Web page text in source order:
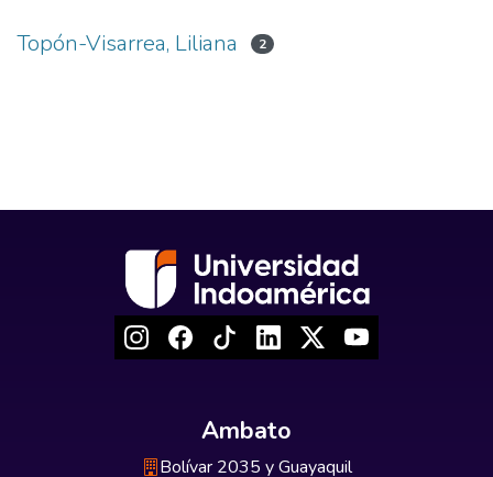
Topón-Visarrea, Liliana 2
Ambato
Bolívar 2035 y Guayaquil